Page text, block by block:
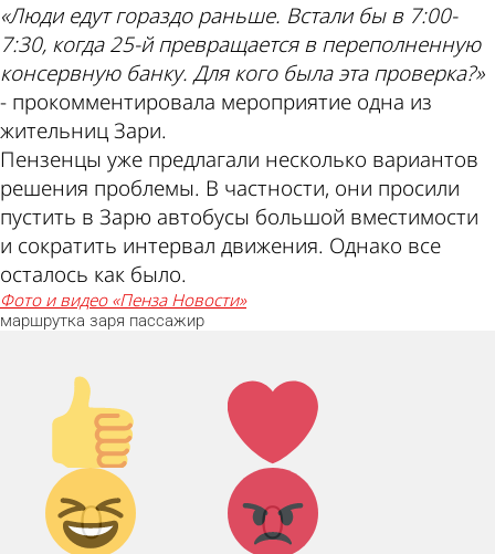
«Люди едут гораздо раньше. Встали бы в 7:00-
7:30, когда 25-й превращается в переполненную
консервную банку. Для кого была эта проверка?»
- прокомментировала мероприятие одна из
жительниц Зари.
Пензенцы уже предлагали несколько вариантов
решения проблемы. В частности, они просили
пустить в Зарю автобусы большой вместимости
и сократить интервал движения. Однако все
осталось как было.
фото и видео «Пенза Новости»
маршрутка заря пассажир
Палец
вверх!
0
Лайк!
0
Дикий
смех!
Агрессия!